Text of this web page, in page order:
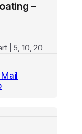
Mail
–
| 5, 10, 20